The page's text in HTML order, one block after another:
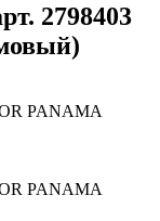
2798403